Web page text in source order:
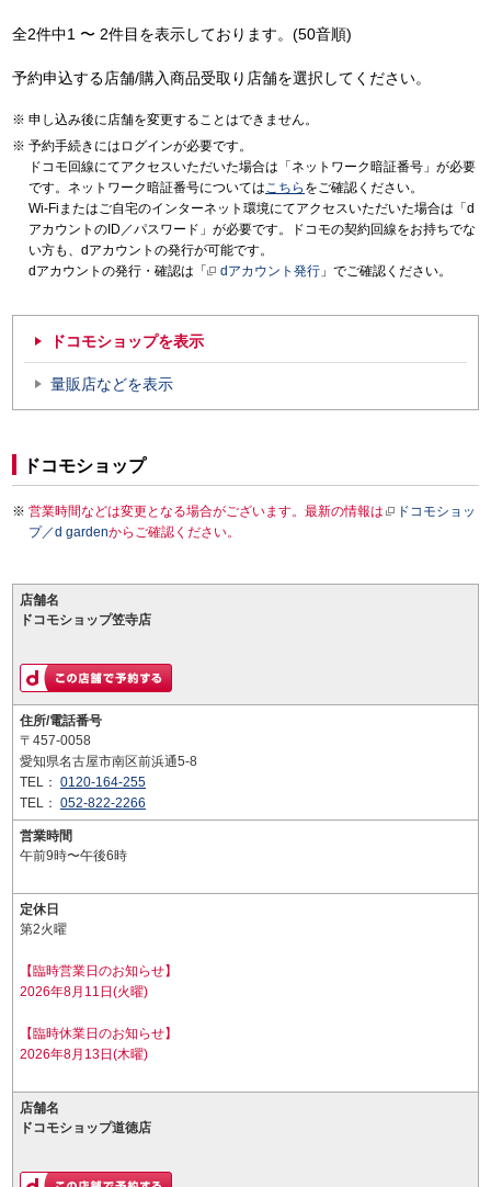
全2件中1 〜 2件目を表示しております。(50音順)
予約申込する店舗/購入商品受取り店舗を選択してください。
申し込み後に店舗を変更することはできません。
予約手続きにはログインが必要です。
ドコモ回線にてアクセスいただいた場合は「ネットワーク暗証番号」が必要
です。ネットワーク暗証番号についてはこちら をご確認ください。
Wi-Fiまたはご自宅のインターネット環境にてアクセスいただいた場合は「d
アカウントのID／パスワード」が必要です。ドコモの契約回線をお持ちでな
い方も、dアカウントの発行が可能です。
dアカウントの発行・確認は「
dアカウント発行 」でご確認ください。
ドコモショップを表示
量販店などを表示
ドコモショップ
営業時間などは変更となる場合がございます。最新の情報は
ドコモショッ
プ／d gardenからご確認ください。
店舗名
ドコモショップ笠寺店
住所/電話番号
〒457-0058
愛知県名古屋市南区前浜通5-8
TEL： 0120-164-255
TEL： 052-822-2266
営業時間
午前9時〜午後6時
定休日
第2火曜
【臨時営業日のお知らせ】
2026年8月11日(火曜)
【臨時休業日のお知らせ】
2026年8月13日(木曜)
店舗名
ドコモショップ道徳店